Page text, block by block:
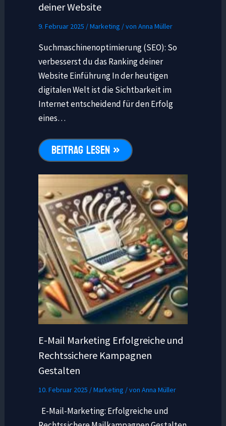
deiner Website
9. Februar 2025 /Marketing / von Anna Müller
Suchmaschinenoptimierung (SEO): So
verbesserst du das Ranking deiner
Website Einführung In der heutigen
digitalen Welt ist die Sichtbarkeit im
Internet entscheidend für den Erfolg
eines…
BEITRAG LESEN »
E-Mail Marketing Erfolgreiche und
Rechtssichere Kampagnen
Gestalten
10. Februar 2025 /Marketing / von Anna Müller
E-Mail-Marketing: Erfolgreiche und